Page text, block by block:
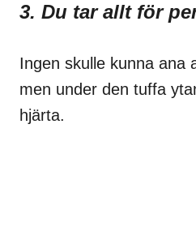
3. Du tar allt för
Ingen skulle kunna ana
men under den tuffa
hjärta.